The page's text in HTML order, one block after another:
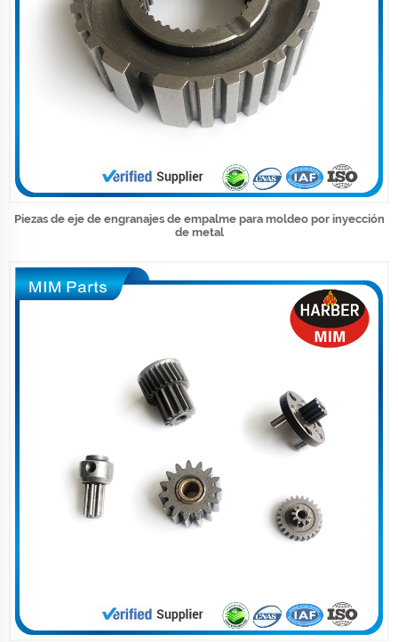
Piezas de eje de engranajes de empalme para moldeo por inyección
de metal